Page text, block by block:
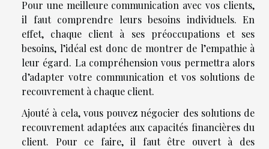
Pour une meilleure communication avec vos clients,
il faut comprendre leurs besoins individuels. En
effet, chaque client à ses préoccupations et ses
besoins, l’idéal est donc de montrer de l’empathie à
leur égard. La compréhension vous permettra alors
d’adapter votre communication et vos solutions de
recouvrement à chaque client.
Ajouté à cela, vous pouvez négocier des solutions de
recouvrement adaptées aux capacités financières du
client. Pour ce faire, il faut être ouvert à des